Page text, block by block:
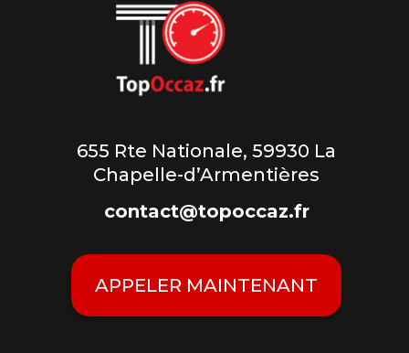
655 Rte Nationale, 59930 La
Chapelle-d’Armentières
contact@topoccaz.fr
APPELER MAINTENANT